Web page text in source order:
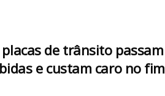
de trânsito passam
e custam caro no fim